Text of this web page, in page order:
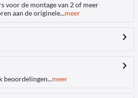
voor de montage van 2 of meer
aan de originele...meer
beoordelingen...meer